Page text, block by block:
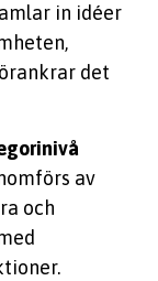
in idéer
det
av
och